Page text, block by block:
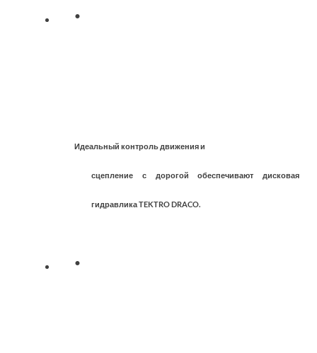
·
Идеальный контроль движения и
сцепление с дорогой обеспечивают дисковая
гидравлика TEKTRO DRACO.
·